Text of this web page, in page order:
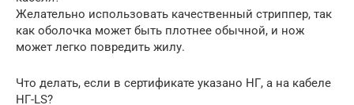
Желательно использовать качественный стриппер, так
как оболочка может быть плотнее обычной, и нож
может легко повредить жилу.
Что делать, если в сертификате указано НГ, а на кабеле
НГ-LS?